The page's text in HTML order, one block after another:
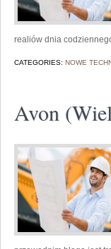
realiów dnia
CATEGORIES: NOWE
Avon